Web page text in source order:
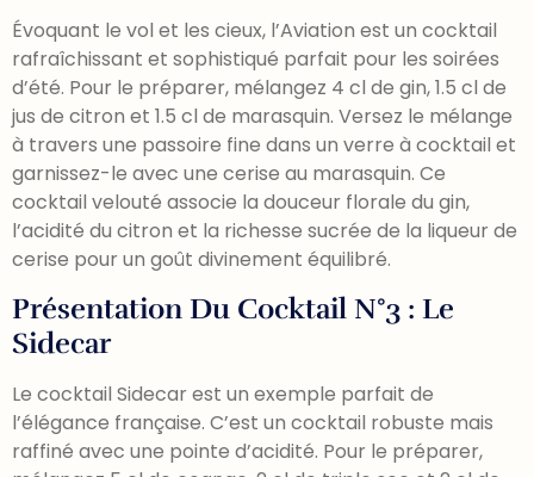
Évoquant le vol et les cieux, l’Aviation est un cocktail
rafraîchissant et sophistiqué parfait pour les soirées
d’été. Pour le préparer, mélangez 4 cl de gin, 1.5 cl de
jus de citron et 1.5 cl de marasquin. Versez le mélange
à travers une passoire fine dans un verre à cocktail et
garnissez-le avec une cerise au marasquin. Ce
cocktail velouté associe la douceur florale du gin,
l’acidité du citron et la richesse sucrée de la liqueur de
cerise pour un goût divinement équilibré.
Présentation Du Cocktail N°3 : Le
Sidecar
Le cocktail Sidecar est un exemple parfait de
l’élégance française. C’est un cocktail robuste mais
raffiné avec une pointe d’acidité. Pour le préparer,